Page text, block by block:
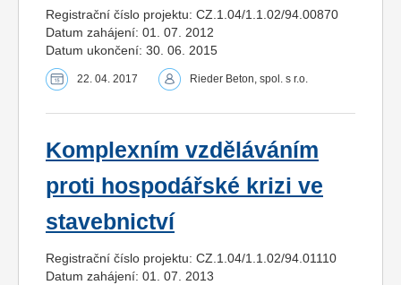
Registrační číslo projektu: CZ.1.04/1.1.02/94.00870
Datum zahájení: 01. 07. 2012
Datum ukončení: 30. 06. 2015
22. 04. 2017 Rieder Beton, spol. s r.o.
Komplexním vzděláváním
proti hospodářské krizi ve
stavebnictví
Registrační číslo projektu: CZ.1.04/1.1.02/94.01110
Datum zahájení: 01. 07. 2013